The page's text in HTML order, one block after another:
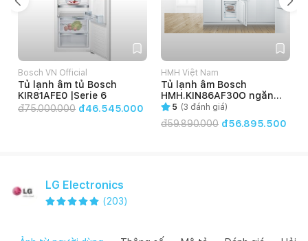
Bosch VN Official
Tủ lạnh âm tủ Bosch
KIR81AFE0 |Serie 6
đ75.000.000 đ46.545.000
HMH Việt Nam
Tủ lạnh âm Bosch
HMH.KIN86AF30O ngăn
đông dưới; 273L
5 (3 đánh giá)
đ59.890.000 đ56.895.500
LG Electronics
(203)